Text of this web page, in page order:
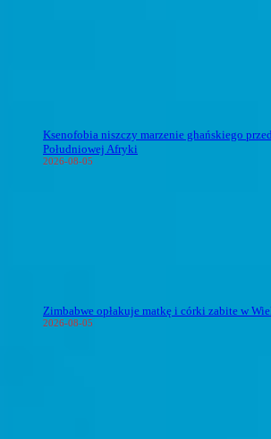
Ksenofobia niszczy marzenie ghańskiego
Południowej Afryki
2026-08-05
Zimbabwe opłakuje matkę i córki zabite w
2026-08-05